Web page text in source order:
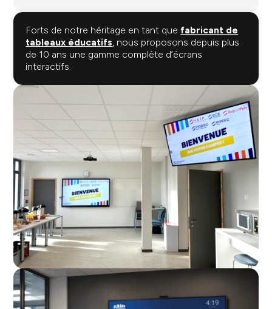
Forts de notre héritage en tant que fabricant de
tableaux éducatifs, nous proposons depuis plus
de 10 ans une gamme complète d’écrans
interactifs.